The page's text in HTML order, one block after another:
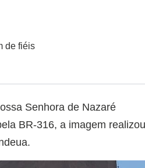
de fiéis
Senhora de Nazaré
BR-316, a imagem